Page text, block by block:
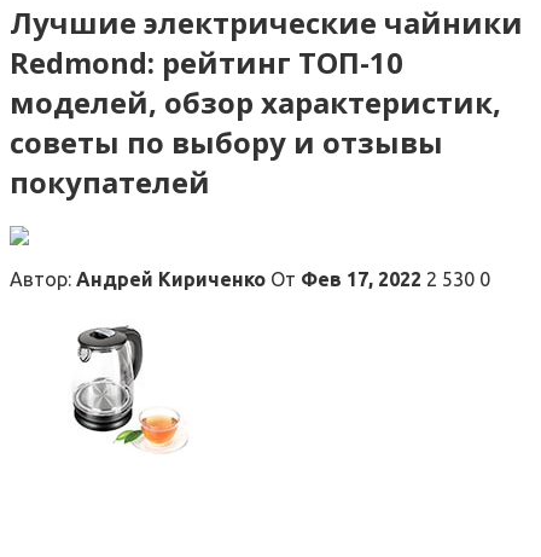
Лучшие электрические чайники
Redmond: рейтинг ТОП-10
моделей, обзор характеристик,
советы по выбору и отзывы
покупателей
Автор: Андрей Кириченко От Фев 17, 2022 2 530 0